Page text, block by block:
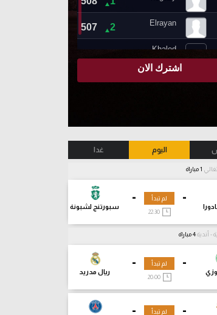
اليوم غدا
-
-
سبورتنج لشبونة
لم تبدأ
22:30
- أندية
-
-
ريال مدريد
لم تبدأ
20:00
-
-
لم تبدأ